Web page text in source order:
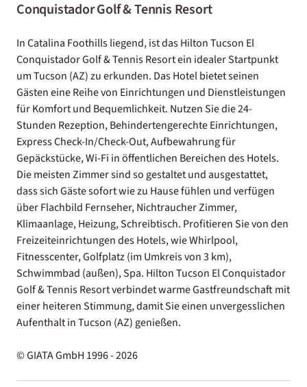
Conquistador Golf & Tennis Resort
In Catalina Foothills liegend, ist das Hilton Tucson El
Conquistador Golf & Tennis Resort ein idealer Startpunkt
um Tucson (AZ) zu erkunden. Das Hotel bietet seinen
Gästen eine Reihe von Einrichtungen und Dienstleistungen
für Komfort und Bequemlichkeit. Nutzen Sie die 24-
Stunden Rezeption, Behindertengerechte Einrichtungen,
Express Check-In/Check-Out, Aufbewahrung für
Gepäckstücke, Wi-Fi in öffentlichen Bereichen des Hotels.
Die meisten Zimmer sind so gestaltet und ausgestattet,
dass sich Gäste sofort wie zu Hause fühlen und verfügen
über Flachbild Fernseher, Nichtraucher Zimmer,
Klimaanlage, Heizung, Schreibtisch. Profitieren Sie von den
Freizeiteinrichtungen des Hotels, wie Whirlpool,
Fitnesscenter, Golfplatz (im Umkreis von 3 km),
Schwimmbad (außen), Spa. Hilton Tucson El Conquistador
Golf & Tennis Resort verbindet warme Gastfreundschaft mit
einer heiteren Stimmung, damit Sie einen unvergesslichen
Aufenthalt in Tucson (AZ) genießen.
© GIATA GmbH 1996 - 2026